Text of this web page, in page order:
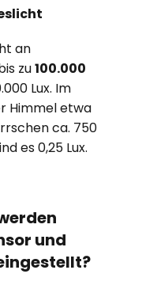
an
zu100.000
Lux. Im
Himmel etwa
ca. 750
es 0,25 Lux.
und